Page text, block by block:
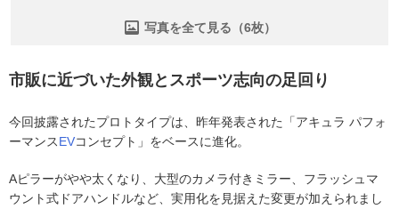
写真を全て見る（6枚）
市販に近づいた外観とスポーツ志向の足回り
今回披露されたプロトタイプは、昨年発表された「アキュラ パフォ
ーマンスEVコンセプト」をベースに進化。
Aピラーがやや太くなり、大型のカメラ付きミラー、フラッシュマ
ウント式ドアハンドルなど、実用化を見据えた変更が加えられまし